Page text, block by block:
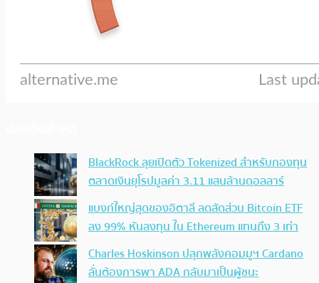
BlackRock ลุยเปิดตัว Tokenized สำหรับกองทุน
ตลาดเงินยุโรปมูลค่า 3.11 แสนล้านดอลลาร์
แบงก์ใหญ่สุดของอิตาลี ลดสัดส่วน Bitcoin ETF
ลง 99% หันลงทุน ใน Ethereum แทนถึง 3 เท่า
Charles Hoskinson ปลุกพลังคอมมูฯ Cardano
ลั่นต้องการพา ADA กลับมาเป็นผู้ชนะ